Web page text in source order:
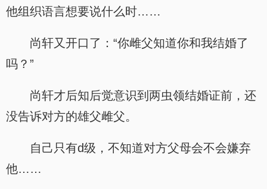
他组织语言想要说什么时……
尚轩又开口了：“你雌父知道你和我结婚了
吗？”
尚轩才后知后觉意识到两虫领结婚证前，还
没告诉对方的雄父雌父。
自己只有d级，不知道对方父母会不会嫌弃
他……